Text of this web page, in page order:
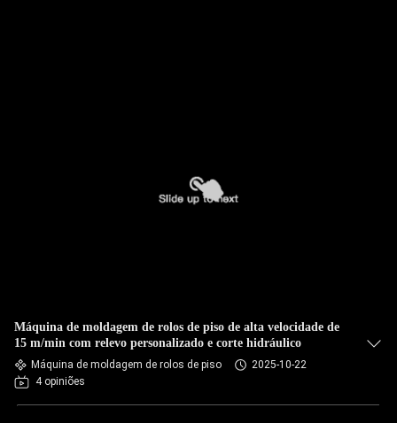
Máquina de moldagem de rolos de piso de alta velocidade de
15 m/min com relevo personalizado e corte hidráulico
Máquina de moldagem de rolos de piso
2025-10-22
4 opiniões